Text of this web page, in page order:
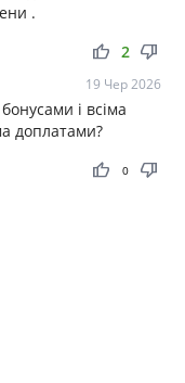
.
thumb_up thumb_down
2
19 Чер 2026
і всіма
доплатами?
thumb_up thumb_down
0